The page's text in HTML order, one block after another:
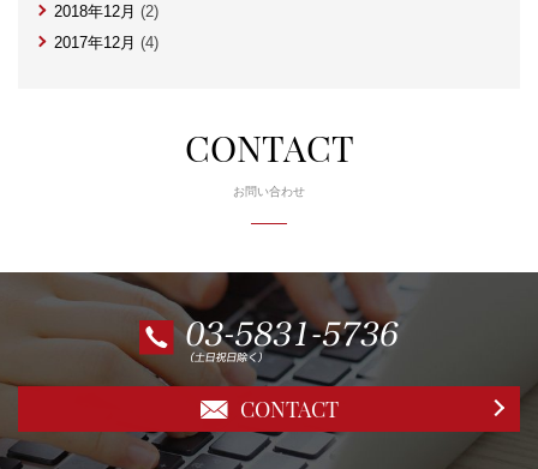
2018年12月 (2)
2017年12月 (4)
CONTACT
お問い合わせ
CONTACT